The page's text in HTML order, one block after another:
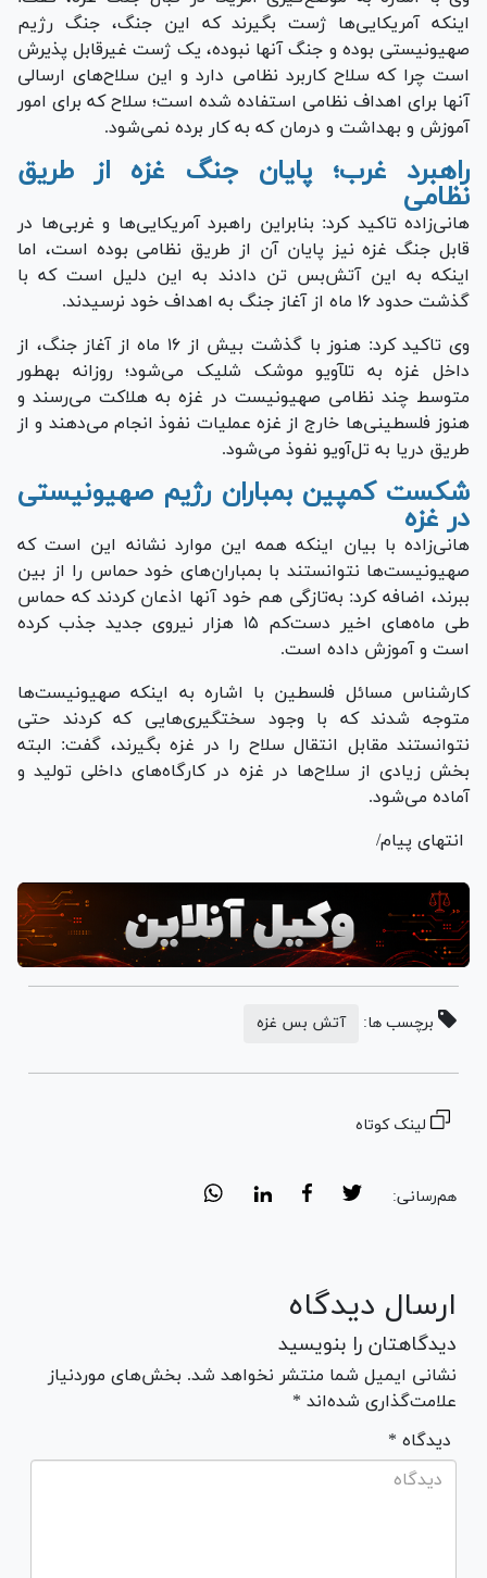
اینکه آمریکایی‌ها ژست بگیرند که این جنگ، جنگ رژیم
صهیونیستی بوده و جنگ آنها نبوده، یک ژست غیرقابل پذیرش
است چرا که سلاح کاربرد نظامی دارد و این سلاح‌های ارسالی
آنها برای اهداف نظامی استفاده شده است؛ سلاح که برای امور
آموزش و بهداشت و درمان که به کار برده نمی‌شود.
راهبرد غرب؛ پایان جنگ غزه از طریق
نظامی
هانی‌زاده تاکید کرد: بنابراین راهبرد آمریکایی‌ها و غربی‌ها در
قابل جنگ غزه نیز پایان آن از طریق نظامی بوده است، اما
اینکه به این آتش‌بس تن دادند به این دلیل است که با
گذشت حدود ۱۶ ماه از آغاز جنگ به اهداف خود نرسیدند.
وی تاکید کرد: هنوز با گذشت بیش از ۱۶ ماه از آغاز جنگ، از
داخل غزه به تل‎آویو موشک شلیک می‌شود؛ روزانه به‎طور
متوسط چند نظامی صهیونیست در غزه به هلاکت می‌رسند و
هنوز فلسطینی‌ها خارج از غزه عملیات نفوذ انجام می‌دهند و از
طریق دریا به تل‌آویو نفوذ می‌شود.
شکست کمپین بمباران رژیم صهیونیستی
در غزه
‌هانی‌زاده با بیان اینکه همه این موارد نشانه این است که
صهیونیست‌ها نتوانستند با بمباران‌های خود حماس را از بین
ببرند، اضافه کرد: به‌تازگی هم خود آنها اذعان کردند که حماس
طی ماه‌های اخیر دست‌کم ۱۵ هزار نیروی جدید جذب کرده
است و آموزش داده است.
کارشناس مسائل فلسطین با اشاره به اینکه صهیونیست‌ها
متوجه شدند که با وجود سختگیری‌هایی که کردند حتی
نتوانستند مقابل انتقال سلاح را در غزه بگیرند، گفت: البته
بخش زیادی از سلاح‌ها در غزه در کارگاه‌های داخلی تولید و
آماده می‌شود.
انتهای پیام/
برچسب ها: آتش بس غزه
لینک کوتاه
هم‌رسانی:
ارسال دیدگاه
دیدگاهتان را بنویسید
نشانی ایمیل شما منتشر نخواهد شد. بخش‌های موردنیاز
علامت‌گذاری شده‌اند *
* دیدگاه